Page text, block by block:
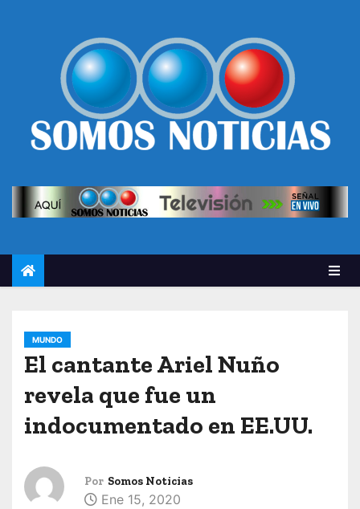
MUNDO
El cantante Ariel Nuño
revela que fue un
indocumentado en EE.UU.
Por Somos Noticias
Ene 15, 2020